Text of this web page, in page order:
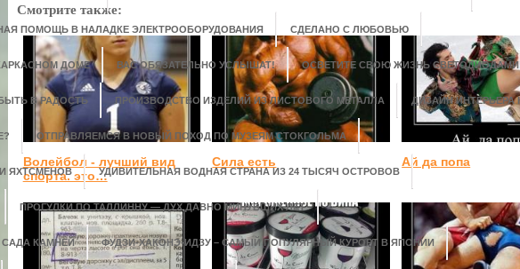
ПОМОЩЬ В НАЛАДКЕ ЭЛЕКТРООБОРУДОВАНИЯ СДЕЛАНО С ЛЮБОВЬЮ
ДОМЕ ВАС ОБЯЗАТЕЛЬНО УСЛЫШАТ! ОСВЕТИТЕ СВОЮ ЖИЗНЬ
В РАДОСТЬ ПРОИЗВОДСТВО ИЗДЕЛИЙ ИЗ ЛИСТОВОГО МЕТАЛЛА ДИЗАЙН ИНТЕРЬЕРА
ОТПРАВЛЯЕМСЯ В НОВЫЙ ПОХОД ПО МУЗЕЯМ СТОКГОЛЬМА
ЯХТСМЕНОВ УДИВИТЕЛЬНАЯ ВОДНАЯ СТРАНА ИЗ 24 ТЫСЯЧ ОСТРОВОВ
ПРОГУЛКИ ПО ТАЛЛИННУ — ДУХ ДАВНО МИНУВШИХ ЛЕТ
САДА КАМНЕЙ ФУДЗИ-ХАКОНЭ-ИДЗУ – САМЫЙ ПОПУЛЯРНЫЙ КУРОРТ В ЯПОНИИ
Смотрите также:
Волейбол - лучший вид
спорта. это…
Сила есть Ай да попа